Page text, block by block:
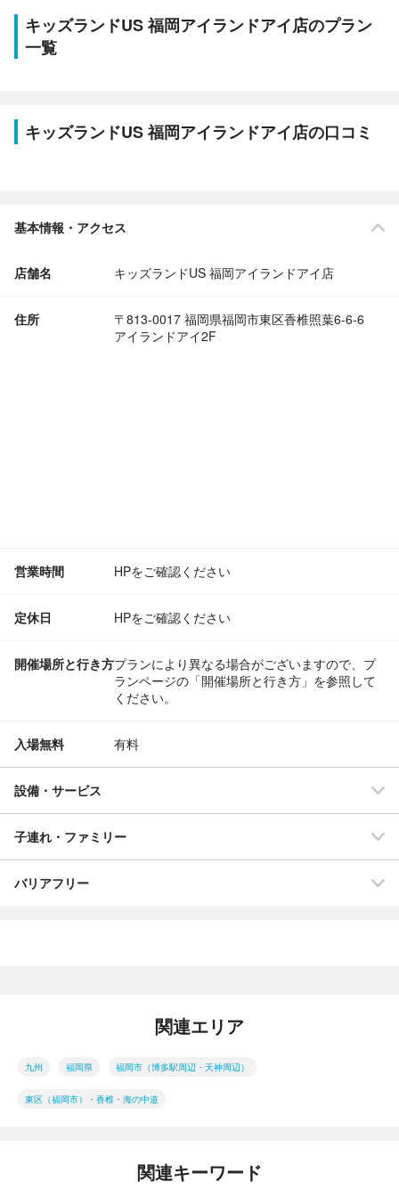
キッズランドUS 福岡アイランドアイ店のプラン
一覧
キッズランドUS 福岡アイランドアイ店の口コミ
基本情報・アクセス
店舗名 キッズランドUS 福岡アイランドアイ店
住所
〒813-0017 福岡県福岡市東区香椎照葉6-6-6
アイランドアイ2F
営業時間 HPをご確認ください
定休日 HPをご確認ください
開催場所と行き方プランにより異なる場合がございますので、プ
ランページの「開催場所と行き方」を参照して
ください。
入場無料 有料
設備・サービス
子連れ・ファミリー
バリアフリー
関連エリア
九州 福岡県 福岡市（博多駅周辺・天神周辺）
東区（福岡市）・香椎・海の中道
関連キーワード